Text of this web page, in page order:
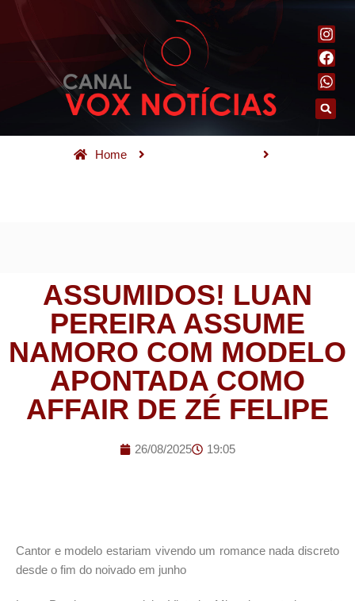
Home
ASSUMIDOS! LUAN
PEREIRA ASSUME
NAMORO COM MODELO
APONTADA COMO
AFFAIR DE ZÉ FELIPE
26/08/2025 19:05
Cantor e modelo estariam vivendo um romance nada discreto
desde o fim do noivado em junho